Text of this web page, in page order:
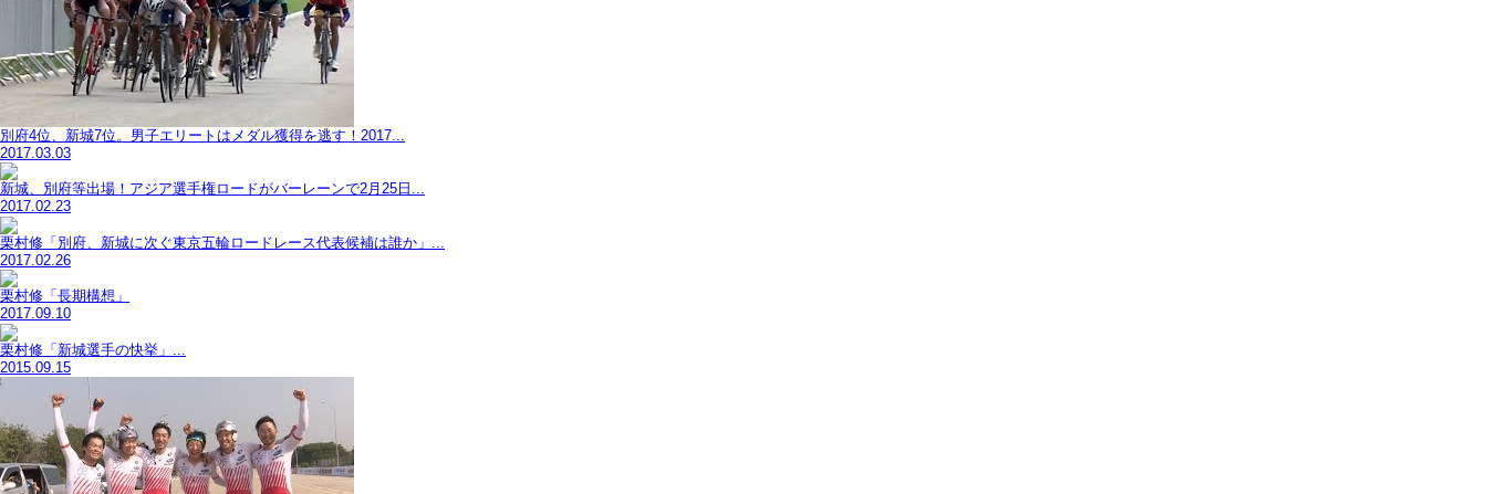
別府4位、新城7位。男子エリートはメダル獲得を逃す！2017...
2017.03.03
新城、別府等出場！アジア選手権ロードがバーレーンで2月25日...
2017.02.23
栗村修「別府、新城に次ぐ東京五輪ロードレース代表候補は誰か」...
2017.02.26
栗村修「長期構想」
2017.09.10
栗村修「新城選手の快挙」...
2015.09.15